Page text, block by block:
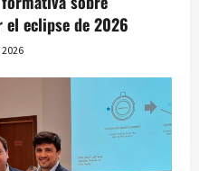
eclipse de 2026